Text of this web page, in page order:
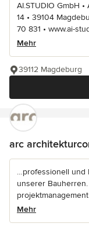
AI.STUDIO GmbH
14 • 39104
70 831 • www.ai-
Mehr
39112 Magdeburg
arc
…professionell und
unserer
Mehr